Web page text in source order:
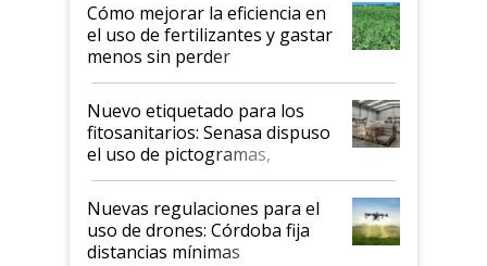
Cómo mejorar la eficiencia en
el uso de fertilizantes y gastar
menos sin perder
productividad en la campaña
fina
Nuevo etiquetado para los
fitosanitarios: Senasa dispuso
el uso de pictogramas,
palabras de advertencia e
indicaciones
Nuevas regulaciones para el
uso de drones: Córdoba fija
distancias mínimas